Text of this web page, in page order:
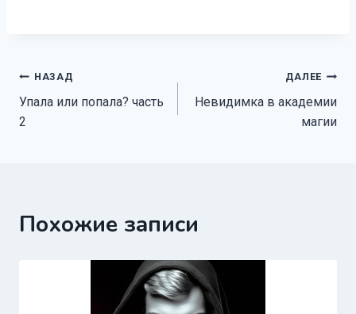
Навигация
по
НАЗАД
Упала или попала? часть
2
ДАЛЕЕ
Невидимка в академии
магии
Похожие записи